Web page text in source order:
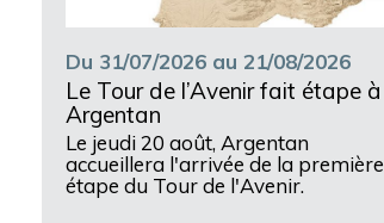
Du 31/07/2026 au 21/08/2026
Le Tour de l’Avenir fait étape à
Argentan
Le jeudi 20 août, Argentan
accueillera l'arrivée de la première
étape du Tour de l'Avenir.